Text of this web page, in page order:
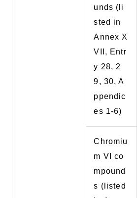
unds (li
sted in
Annex X
VII, Entr
y 28, 2
9, 30, A
ppendic
es 1-6)
Chromiu
m VI co
mpound
s (listed